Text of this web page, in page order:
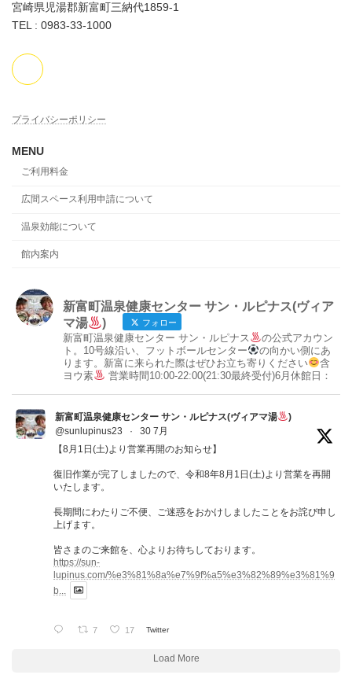
宮崎県児湯郡新富町三納代1859-1
TEL : 0983-33-1000
プライバシーポリシー
MENU
ご利用料金
広間スペース利用申請について
温泉効能について
館内案内
新富町温泉健康センター サン・ルピナス(ヴィア
マ湯
) フォロー
新富町温泉健康センター サン・ルピナス
の公式アカウン
ト。10号線沿い、フットボールセンター
の向かい側にあ
ります。新富に来られた際はぜひお立ち寄りください
含
ヨウ素
営業時間10:00-22:00(21:30最終受付)6月休館日：
新富町温泉健康センター サン・ルピナス(ヴィアマ湯
)
@sunlupinus23
·
30 7月
【8月1日(土)より営業再開のお知らせ】
復旧作業が完了しましたので、令和8年8月1日(土)より営業を再開
いたします。
長期間にわたりご不便、ご迷惑をおかけしましたことをお詫び申し
上げます。
皆さまのご来館を、心よりお待ちしております。
https://sun-
lupinus.com/%e3%81%8a%e7%9f%a5%e3%82%89%e3%81%9
b...
7 17 Twitter
Load More